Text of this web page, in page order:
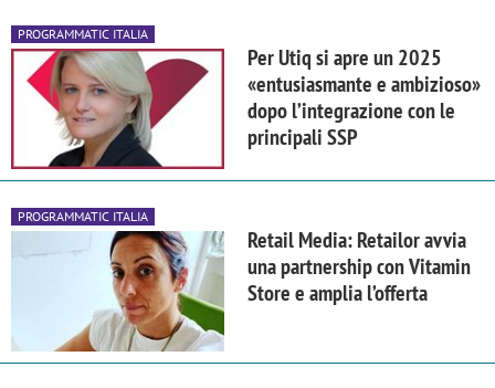
PROGRAMMATIC ITALIA
Per Utiq si apre un 2025
«entusiasmante e ambizioso»
dopo l’integrazione con le
principali SSP
PROGRAMMATIC ITALIA
Retail Media: Retailor avvia
una partnership con Vitamin
Store e amplia l’offerta